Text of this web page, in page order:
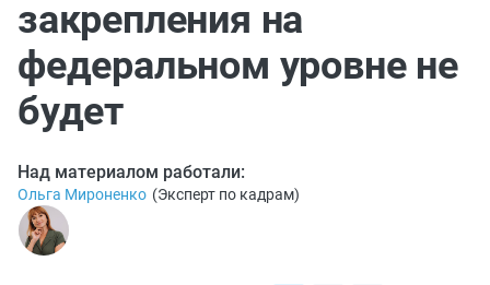
закрепления на
федеральном уровне не
будет
Над материалом работали:
Ольга Мироненко (Эксперт по кадрам)